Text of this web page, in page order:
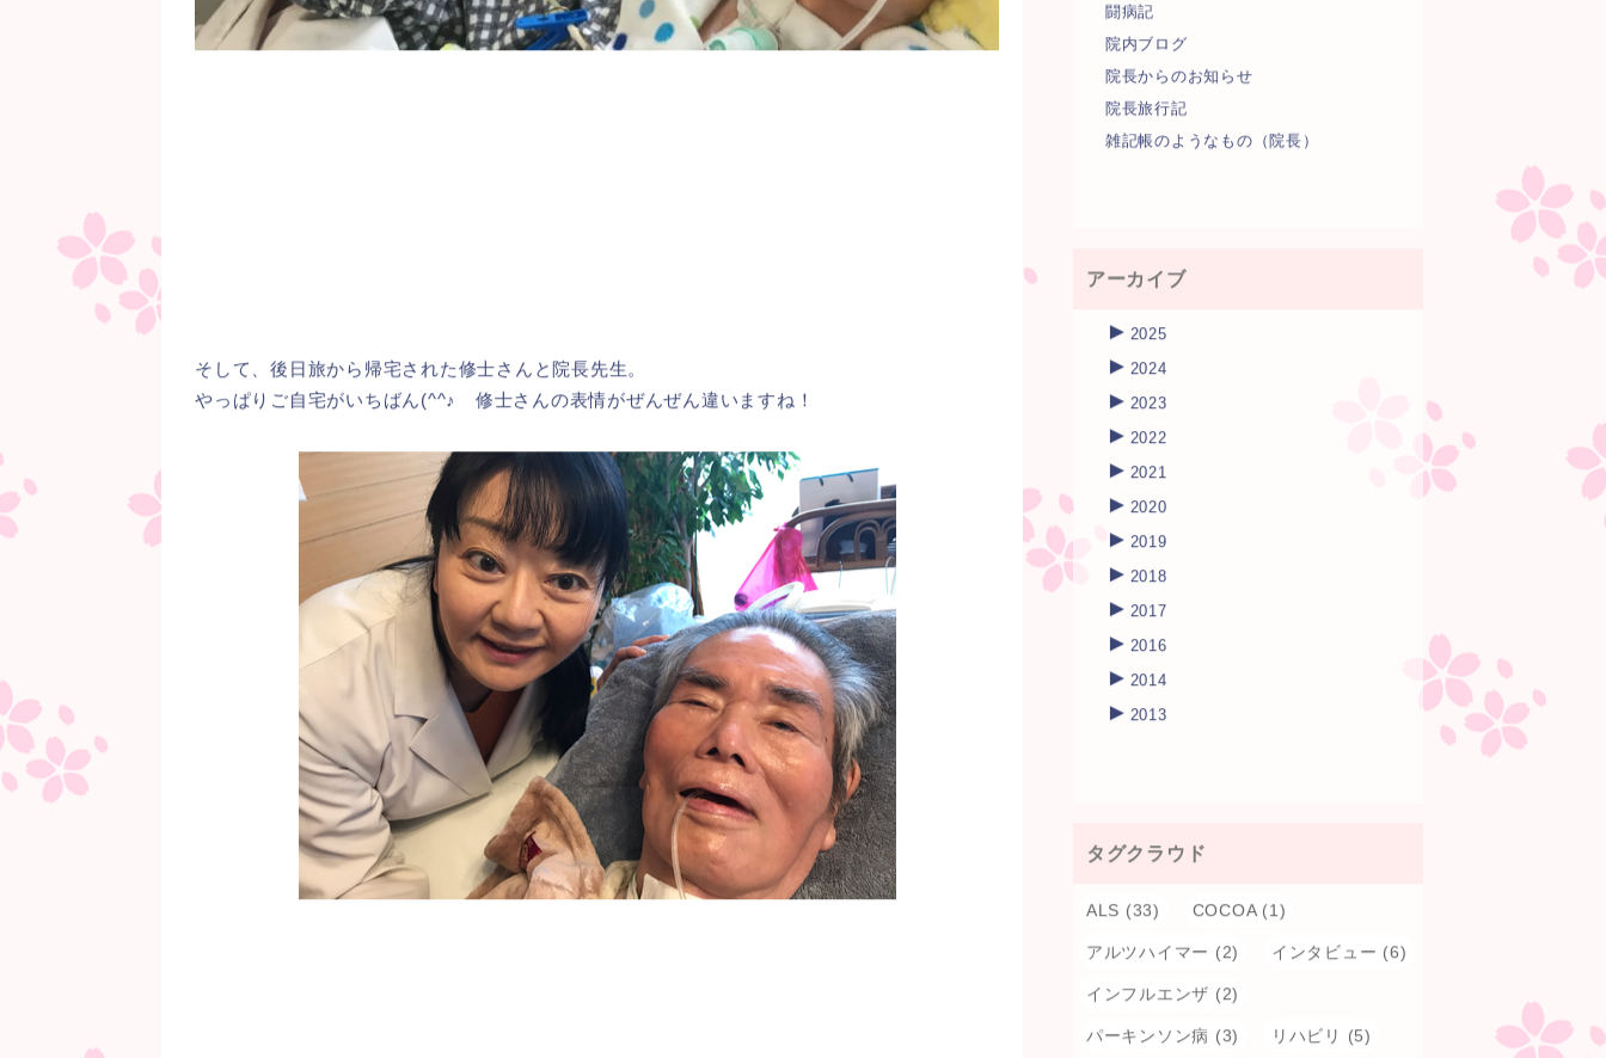
そして、後日旅から帰宅された修士さんと院長先生。
やっぱりご自宅がいちばん(^^♪ 修士さんの表情がぜんぜん違いますね！
闘病記
院内ブログ
院長からのお知らせ
院長旅行記
雑記帳のようなもの（院長）
アーカイブ
► 2025
► 2024
► 2023
► 2022
► 2021
► 2020
► 2019
► 2018
► 2017
► 2016
► 2014
► 2013
タグクラウド
ALS (33) COCOA(1)
アルツハイマー (2) インタビュー (6)
インフルエンザ (2)
パーキンソン病 (3) リハビリ (5)